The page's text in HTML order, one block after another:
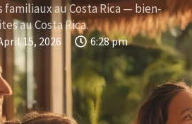
au Costa Rica — bien-
au Costa Rica.
15, 2026 6:28 pm